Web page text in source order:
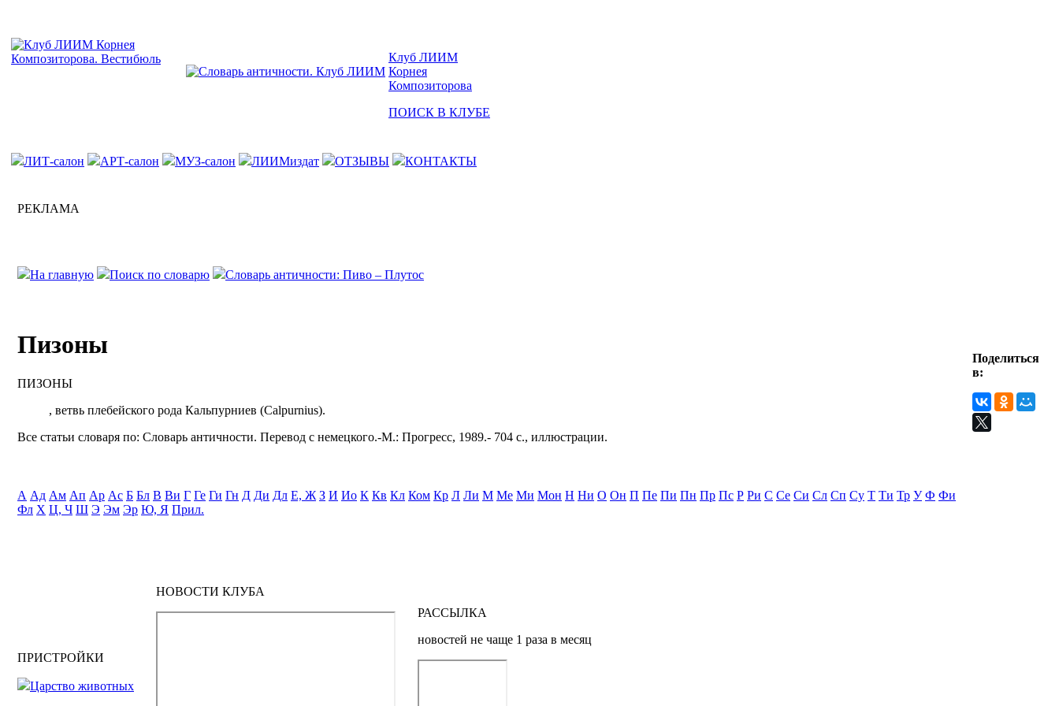
Клуб ЛИИМ
Корнея
Композиторова
ПОИСК В КЛУБЕ
ЛИТ-салон АРТ-салон МУЗ-салон ЛИИМиздат ОТЗЫВЫ КОНТАКТЫ
РЕКЛАМА
На главную Поиск по словарю Словарь античности: Пиво – Плутос
Пизоны
ПИЗОНЫ
, ветвь плебейского рода Кальпурниев (Calpurnius).
Все статьи словаря по: Словарь античности. Перевод с немецкого.-М.: Прогресс, 1989.- 704 с., иллюстрации.
А Ад Ам Ап Ар Ас Б Бл В Ви Г Ге Ги Гн Д Ди Дл Е, Ж З И Ио К Кв Кл Ком Кр Л Ли М Ме Ми Мон Н Ни О Он П Пе Пи Пн Пр Пс Р Ри С Се Си Сл Сп Су Т Ти Тр У Ф Фи
Фл Х Ц, Ч Ш Э Эм Эр Ю, Я Прил.
Поделиться
в:
ПРИСТРОЙКИ
Царство животных
НОВОСТИ КЛУБА
РАССЫЛКА
новостей не чаще 1 раза в месяц